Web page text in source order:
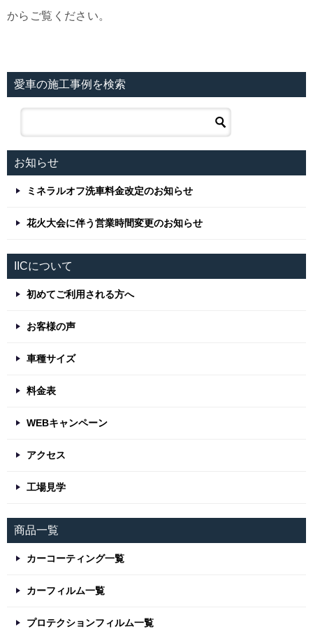
からご覧ください。
愛車の施工事例を検索
お知らせ
ミネラルオフ洗車料金改定のお知らせ
花火大会に伴う営業時間変更のお知らせ
IICについて
初めてご利用される方へ
お客様の声
車種サイズ
料金表
WEBキャンペーン
アクセス
工場見学
商品一覧
カーコーティング一覧
カーフィルム一覧
プロテクションフィルム一覧